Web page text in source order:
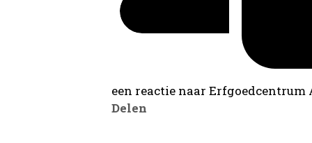
een reactie naar
Delen